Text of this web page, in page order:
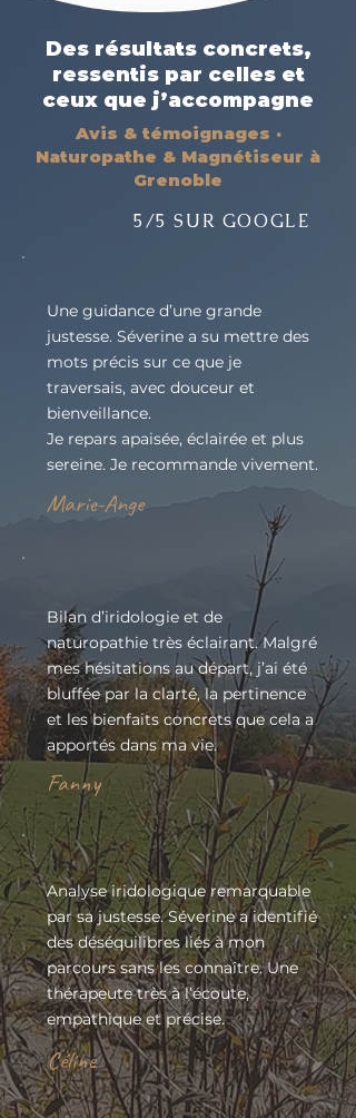
Des résultats concrets,
ressentis par celles et
ceux que j’accompagne
Avis & témoignages ·
Naturopathe & Magnétiseur à
Grenoble
5/5 SUR GOOGLE
Une guidance d’une grande
justesse. Séverine a su mettre des
mots précis sur ce que je
traversais, avec douceur et
bienveillance.
Je repars apaisée, éclairée et plus
sereine. Je recommande vivement.
Marie-Ange
Bilan d’iridologie et de
naturopathie très éclairant. Malgré
mes hésitations au départ, j’ai été
bluffée par la clarté, la pertinence
et les bienfaits concrets que cela a
apportés dans ma vie.
Fanny
Analyse iridologique remarquable
par sa justesse. Séverine a identifié
des déséquilibres liés à mon
parcours sans les connaître. Une
thérapeute très à l’écoute,
empathique et précise.
Céline